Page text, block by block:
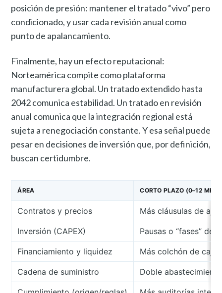
posición de presión: mantener el tratado “vivo” pero
condicionado, y usar cada revisión anual como
punto de apalancamiento.
Finalmente, hay un efecto reputacional:
Norteamérica compite como plataforma
manufacturera global. Un tratado extendido hasta
2042 comunica estabilidad. Un tratado en revisión
anual comunica que la integración regional está
sujeta a renegociación constante. Y esa señal puede
pesar en decisiones de inversión que, por definición,
buscan certidumbre.
ÁREA CORTO PLAZO (0–12
Contratos y precios Más cláusulas de
Inversión (CAPEX) Pausas o “fases” de
Financiamiento y liquidez Más colchón de
Cadena de suministro Doble